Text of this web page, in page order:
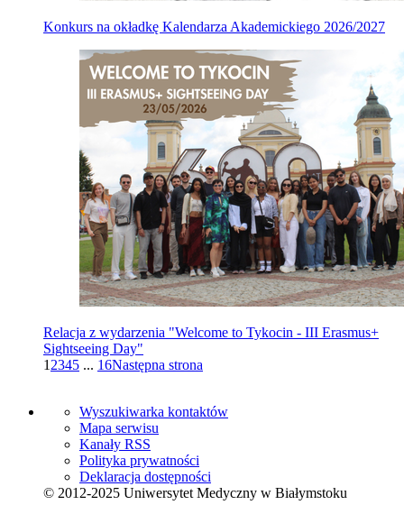
Konkurs na okładkę Kalendarza Akademickiego 2026/2027
Relacja z wydarzenia "Welcome to Tykocin - III Erasmus+
Sightseeing Day"
1 2345 ... 16Następna strona
Wyszukiwarka kontaktów
Mapa serwisu
Kanały RSS
Polityka prywatności
Deklaracja dostępności
© 2012-2025 Uniwersytet Medyczny w Białymstoku